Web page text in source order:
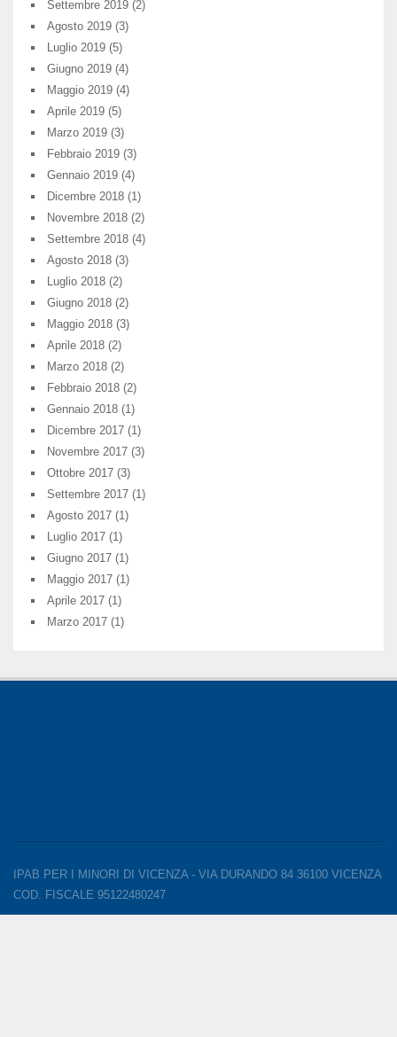
Settembre 2019 (2)
Agosto 2019 (3)
Luglio 2019 (5)
Giugno 2019 (4)
Maggio 2019 (4)
Aprile 2019 (5)
Marzo 2019 (3)
Febbraio 2019 (3)
Gennaio 2019 (4)
Dicembre 2018 (1)
Novembre 2018 (2)
Settembre 2018 (4)
Agosto 2018 (3)
Luglio 2018 (2)
Giugno 2018 (2)
Maggio 2018 (3)
Aprile 2018 (2)
Marzo 2018 (2)
Febbraio 2018 (2)
Gennaio 2018 (1)
Dicembre 2017 (1)
Novembre 2017 (3)
Ottobre 2017 (3)
Settembre 2017 (1)
Agosto 2017 (1)
Luglio 2017 (1)
Giugno 2017 (1)
Maggio 2017 (1)
Aprile 2017 (1)
Marzo 2017 (1)
IPAB PER I MINORI DI VICENZA - VIA DURANDO 84 36100 VICENZA
COD. FISCALE 95122480247